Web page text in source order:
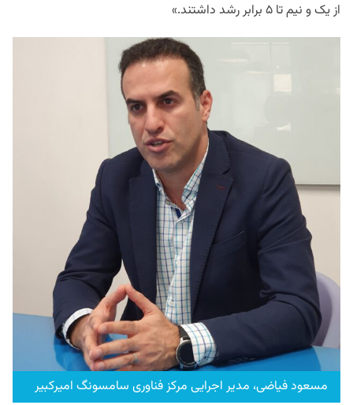
از یک و نیم تا ۵ برابر رشد داشتند.»
مسعود فیاضی، مدیر اجرایی مرکز فناوری سامسونگ امیرکبیر